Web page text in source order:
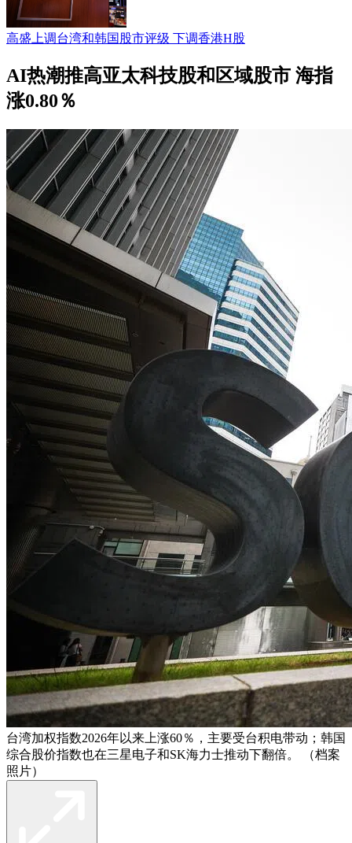
高盛上调台湾和韩国股市评级 下调香港H股
AI热潮推高亚太科技股和区域股市 海指
涨0.80％
台湾加权指数2026年以来上涨60％，主要受台积电带动；韩国
综合股价指数也在三星电子和SK海力士推动下翻倍。 （档案
照片）